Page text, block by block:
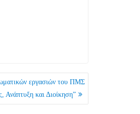
εργασιών του ΠΜΣ
Ανάπτυξη και Διοίκηση”